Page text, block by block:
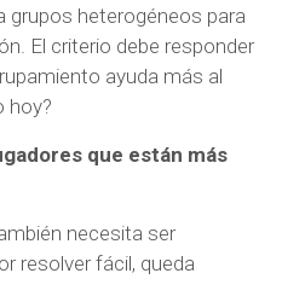
grupos heterogéneos para
El criterio debe responder
ayuda más al
hoy?
que están más
necesita ser
resolver fácil, queda